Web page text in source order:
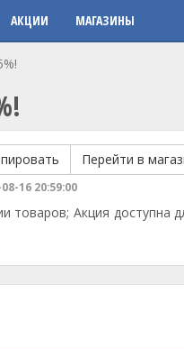
АКЦИИ МАГАЗИНЫ
Перейти в
16 20:59:00
товаров; Акция доступна